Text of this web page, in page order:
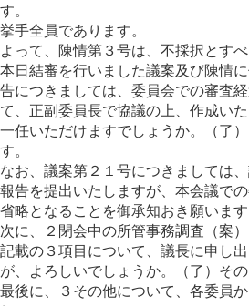
す。
挙手全員であります。
よって、陳情第３号は、不採択とす
本日結審を行いました議案及び陳情
告につきましては、委員会での審査
て、正副委員長で協議の上、作成い
一任いただけますでしょうか。（了
す。
なお、議案第２１号につきましては
報告を提出いたしますが、本会議で
省略となることを御承知おき願います
次に、２閉会中の所管事務調査（案
記載の３項目について、議長に申し
が、よろしいでしょうか。（了）そ
最後に、３その他について、各委員